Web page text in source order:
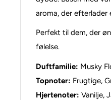
aroma, der efterlader
Perfekt til dem, der
følelse.
Duftfamilie: Musky
Topnoter: Frugtige,
Hjertenoter: Vanilje,